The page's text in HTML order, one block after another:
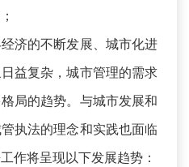
济的不断发展、城市化进
益复杂，城市管理的需求
局的趋势。与城市发展和
执法的理念和实践也面临
作将呈现以下发展趋势：